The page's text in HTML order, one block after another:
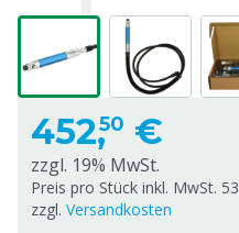
452,50 €
zzgl. 19% MwSt.
Preis pro Stück inkl. MwSt.
zzgl. Versandkosten